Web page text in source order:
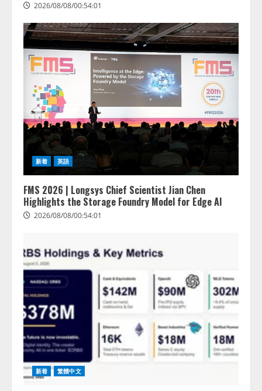
2026/08/08/00:54:01
新着 英語
FMS 2026 | Longsys Chief Scientist Jian Chen
Highlights the Storage Foundry Model for Edge AI
2026/08/08/00:54:01
新着 繁體中文